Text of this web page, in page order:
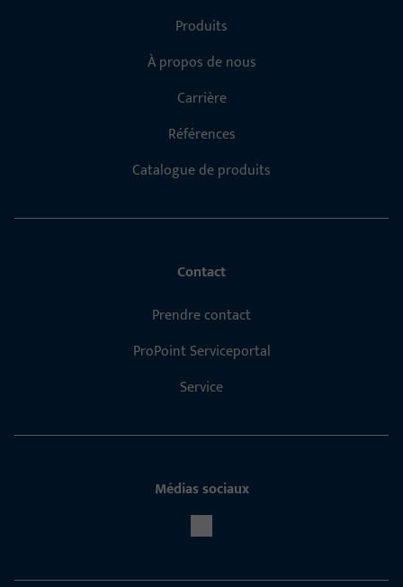
Produits
À propos de nous
Carrière
Références
Catalogue de produits
Contact
Prendre contact
ProPoint Serviceportal
Service
Médias sociaux